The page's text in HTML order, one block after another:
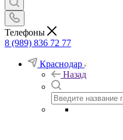
Телефоны
8 (989) 836 72 77
Краснодар
Назад